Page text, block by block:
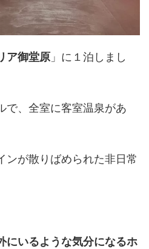
ア御堂原 」に１泊しまし
で、全室に客室温泉があ
ンが散りばめられた非日常
にいるような気分になるホ